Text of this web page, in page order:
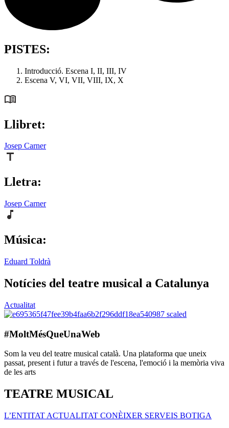
PISTES:
Introducció. Escena I, II, III, IV
Escena V, VI, VII, VIII, IX, X
Llibret:
Josep Carner
Lletra:
Josep Carner
Música:
Eduard Toldrà
Notícies del teatre musical a Catalunya
Actualitat
#MoltMésQueUnaWeb
Som la veu del teatre musical català. Una plataforma que uneix
passat, present i futur a través de l'escena, l'emoció i la memòria viva
de les arts
TEATRE MUSICAL
L’ENTITAT ACTUALITAT CONÈIXER SERVEIS BOTIGA